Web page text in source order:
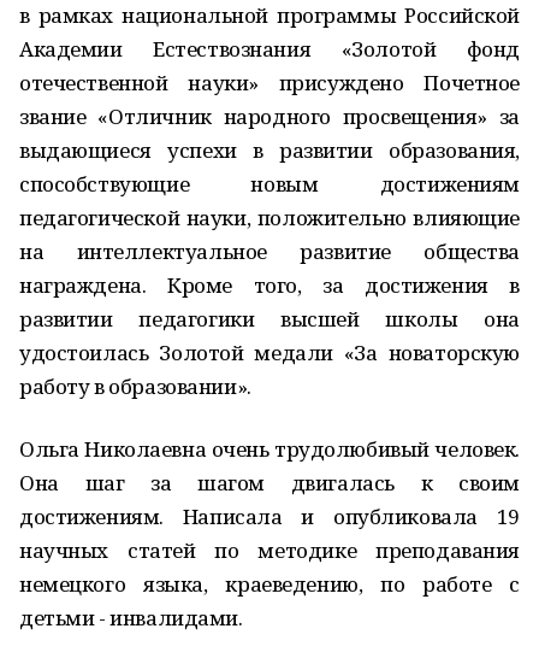
в рамках национальной программы Российской
Академии Естествознания «Золотой фонд
отечественной науки» присуждено Почетное
звание «Отличник народного просвещения» за
выдающиеся успехи в развитии образования,
способствующие новым достижениям
педагогической науки, положительно влияющие
на интеллектуальное развитие общества
награждена. Кроме того, за достижения в
развитии педагогики высшей школы она
удостоилась Золотой медали «За новаторскую
работу в образовании».
Ольга Николаевна очень трудолюбивый человек.
Она шаг за шагом двигалась к своим
достижениям. Написала и опубликовала 19
научных статей по методике преподавания
немецкого языка, краеведению, по работе с
детьми - инвалидами.